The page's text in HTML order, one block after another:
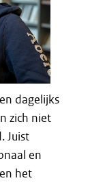
dagelijks
zich niet
Juist
en
het